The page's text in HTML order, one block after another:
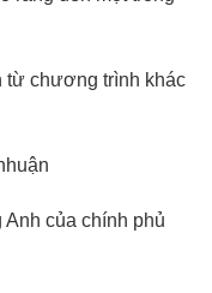
từ chương trình khác
của chính phủ